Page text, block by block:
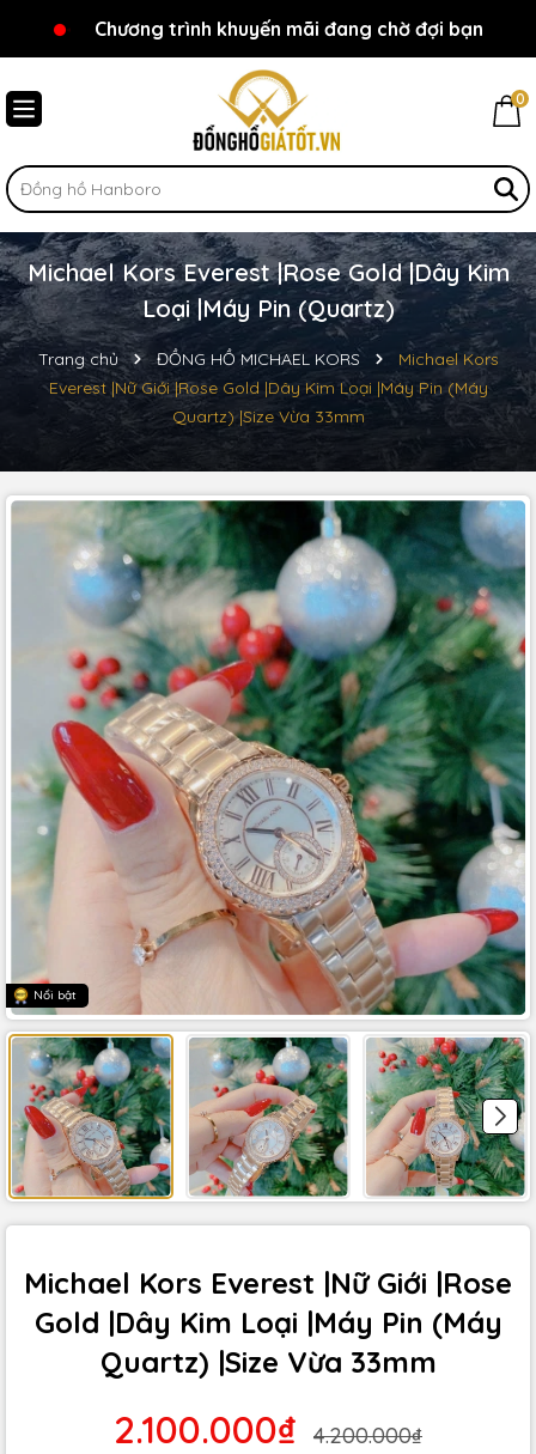
Chào mừng bạn đến với Đồnghồgiátốt.vn!
Chương trình khuyến mãi đang chờ đợi bạn
0
Michael Kors Everest |Rose Gold |Dây Kim
Loại |Máy Pin (Quartz)
Trang chủ ĐỒNG HỒ MICHAEL KORS
Michael Kors
Everest |Nữ Giới |Rose Gold |Dây Kim Loại |Máy Pin (Máy
Quartz) |Size Vừa 33mm
Nổi bật
Michael Kors Everest |Nữ Giới |Rose
Gold |Dây Kim Loại |Máy Pin (Máy
Quartz) |Size Vừa 33mm
2.100.000₫
4.200.000₫